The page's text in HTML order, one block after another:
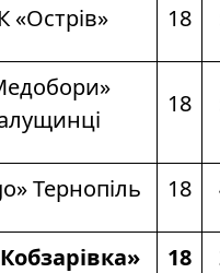
«Острів» 18
18
Тернопіль 18
18